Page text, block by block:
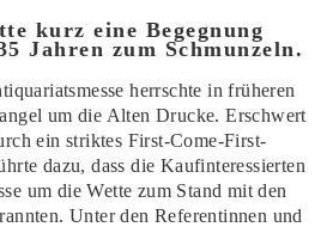
kurz eine Begegnung
Jahren zum Schmunzeln.
herrschte in früheren
um die Alten Drucke. Erschwert
ein striktes First-Come-First-
dazu, dass die Kaufinteressierten
um die Wette zum Stand mit den
Unter den Referentinnen und